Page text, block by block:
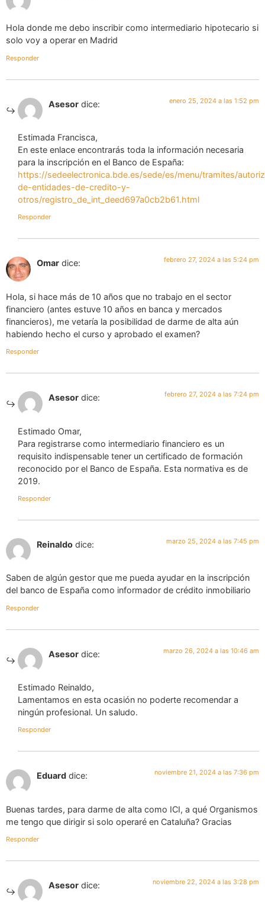
Hola donde me debo inscribir como intermediario hipotecario si
solo voy a operar en Madrid
Responder
Asesor dice: enero 25, 2024 a las 1:52 pm
Estimada Francisca,
En este enlace encontrarás toda la información necesaria
para la inscripción en el Banco de España:
https://sedeelectronica.bde.es/sede/es/menu/tramites/
de-entidades-de-credito-y-
otros/registro_de_int_deed697a0cb2b61.html
Responder
Omar dice: febrero 27, 2024 a las 5:24 pm
Hola, si hace más de 10 años que no trabajo en el sector
financiero (antes estuve 10 años en banca y mercados
financieros), me vetaría la posibilidad de darme de alta aún
habiendo hecho el curso y aprobado el examen?
Responder
Asesor dice: febrero 27, 2024 a las 7:24 pm
Estimado Omar,
Para registrarse como intermediario financiero es un
requisito indispensable tener un certificado de formación
reconocido por el Banco de España. Esta normativa es de
2019.
Responder
Reinaldo dice: marzo 25, 2024 a las 7:45 pm
Saben de algún gestor que me pueda ayudar en la inscripción
del banco de España como informador de crédito inmobiliario
Responder
Asesor dice: marzo 26, 2024 a las 10:46 am
Estimado Reinaldo,
Lamentamos en esta ocasión no poderte recomendar a
ningún profesional. Un saludo.
Responder
Eduard dice: noviembre 21, 2024 a las 7:36 pm
Buenas tardes, para darme de alta como ICI, a qué Organismos
me tengo que dirigir si solo operaré en Cataluña? Gracias
Responder
Asesor dice: noviembre 22, 2024 a las 3:28 pm